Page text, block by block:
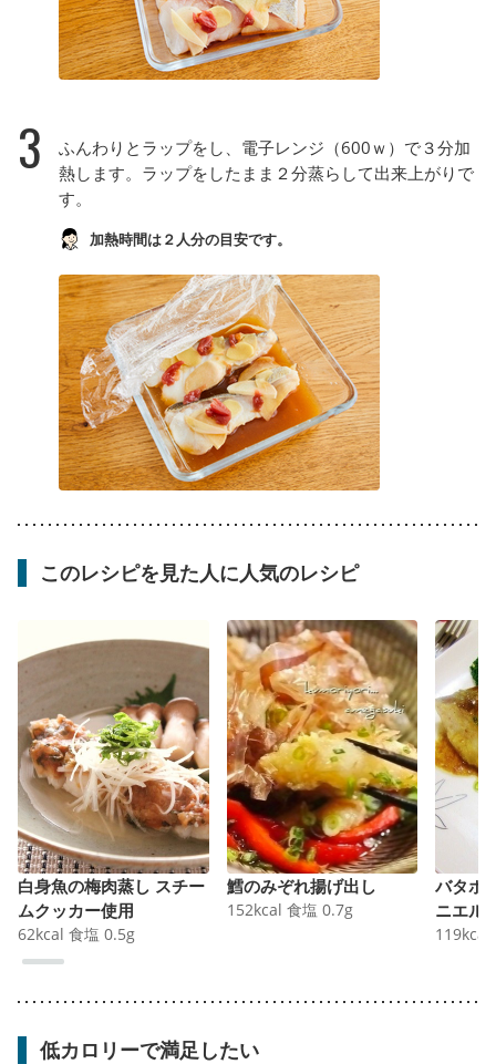
3
ふんわりとラップをし、電子レンジ（600ｗ）で３分加
熱します。ラップをしたまま２分蒸らして出来上がりで
す。
加熱時間は２人分の目安です。
このレシピを見た人に人気のレシピ
白身魚の梅肉蒸し スチー
ムクッカー使用
62kcal 食塩 0.5g
鱈のみぞれ揚げ出し
152kcal 食塩 0.7g
バタポ
ニエル
119kcal
低カロリーで満足したい